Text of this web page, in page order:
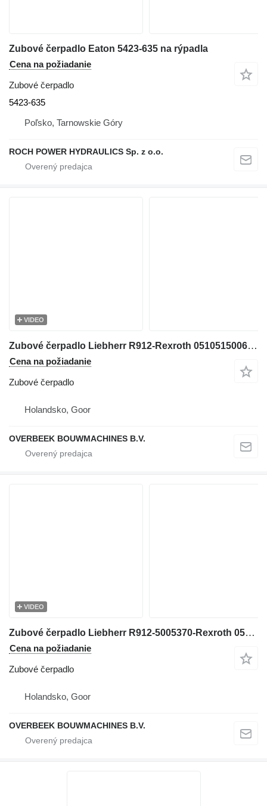
Zubové čerpadlo Eaton 5423-635 na rýpadla
Cena na požiadanie
Zubové čerpadlo
5423-635
Poľsko, Tarnowskie Góry
ROCH POWER HYDRAULICS Sp. z o.o.
VIDEO
Zubové čerpadlo Liebherr R912-Rexroth 0510515006-Gearpump/Zahnradpumpe na rýpadla
Cena na požiadanie
Zubové čerpadlo
Holandsko, Goor
OVERBEEK BOUWMACHINES B.V.
VIDEO
Zubové čerpadlo Liebherr R912-5005370-Rexroth 0510566305-Gearpump na rýpadla
Cena na požiadanie
Zubové čerpadlo
Holandsko, Goor
OVERBEEK BOUWMACHINES B.V.